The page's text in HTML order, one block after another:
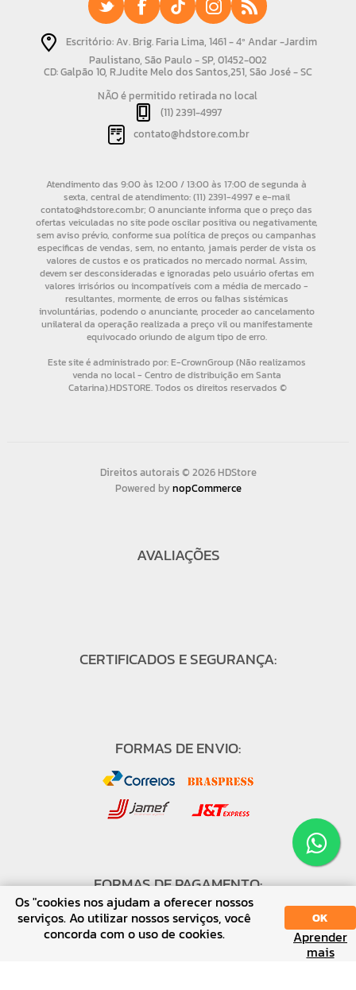
Escritório: Av. Brig. Faria Lima, 1461 - 4º Andar -Jardim
Paulistano, São Paulo - SP, 01452-002
CD: Galpão 10, R.Judite Melo dos Santos,251, São José - SC
NÃO é permitido retirada no local
(11) 2391-4997
contato@hdstore.com.br
Direitos autorais © 2026 HDStore
Powered bynopCommerce
AVALIAÇÕES
CERTIFICADOS E SEGURANÇA:
FORMAS DE ENVIO:
FORMAS DE PAGAMENTO:
Os "cookies nos ajudam a oferecer nossos
serviços. Ao utilizar nossos serviços, você
concorda com o uso de cookies.
OK
Aprender
mais